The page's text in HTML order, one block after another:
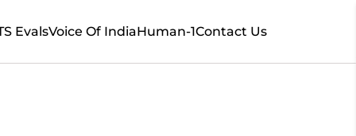
EvalsVoice Of IndiaHuman-1Contact Us